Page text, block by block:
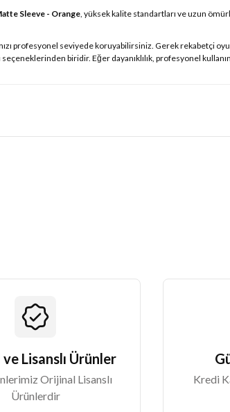
Sleeve - Orange, yüksek kalite standartları ve uzun
profesyonel seviyede koruyabilirsiniz. Gerek rekabetçi
biridir. Eğer dayanıklılık, profesyonel
Lisanslı Ürünler
Orijinal Lisanslı
Ürünlerdir
Kredi